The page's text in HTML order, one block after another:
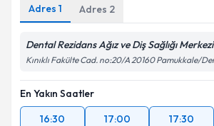
Adres 1 Adres 2
Dental Rezidans Ağız ve Diş Sağlığı Merkezi
Kınıklı Fakülte Cad. no:20/A 20160 Pamukkale/
En Yakın Saatler
16:30
17:00 17:30